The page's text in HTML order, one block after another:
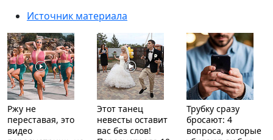
Источник материала
Ржу не
переставая, это
видео
Этот танец
невесты оставит
вас без слов!
Трубку сразу
бросают: 4
вопроса, которые